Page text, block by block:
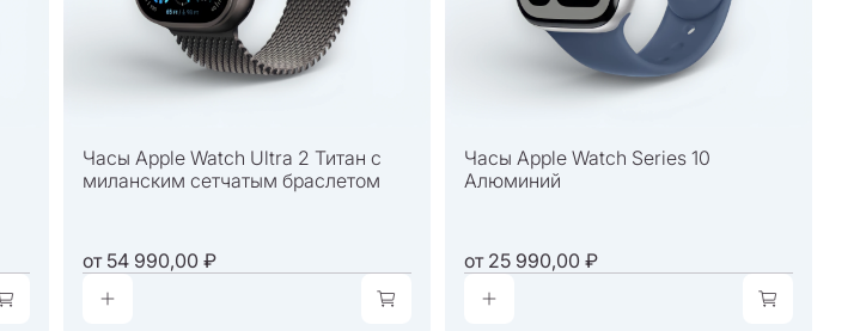
Часы Apple Watch Ultra 2 Титан c
миланским сетчатым браслетом
от54 990,00 ₽
Часы Apple Watch Series 10
Алюминий
от25 990,00 ₽